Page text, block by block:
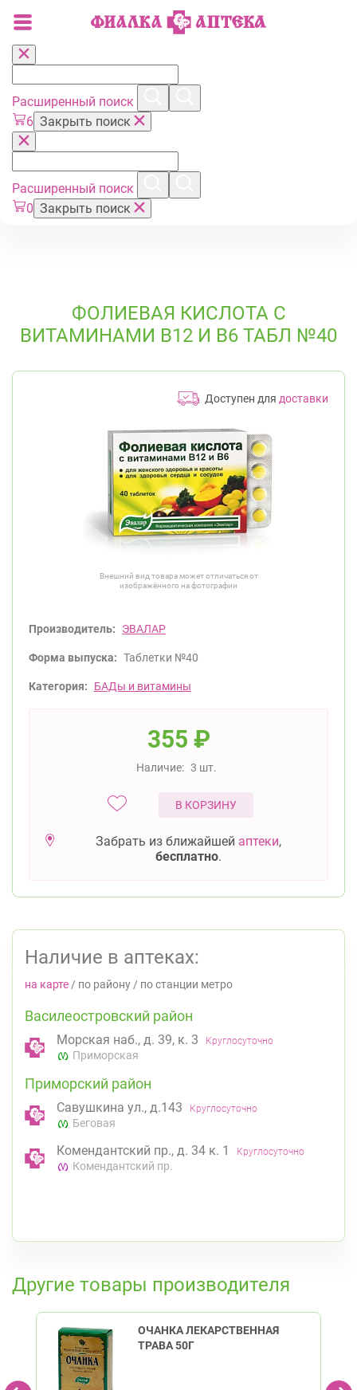
Расширенный поиск
6 Закрыть поиск
Расширенный поиск
0 Закрыть поиск
ФОЛИЕВАЯ КИСЛОТА С
ВИТАМИНАМИ В12 И В6 ТАБЛ №40
Доступен для доставки
Внешний вид товара может отличаться от
изображённого на фотографии
Производитель: ЭВАЛАР
Форма выпуска: Таблетки №40
Категория: БАДы и витамины
355 ₽
Наличие: 3 шт.
В КОРЗИНУ
Забрать из ближайшей аптеки,
бесплатно.
Наличие в аптеках:
на карте / по району / по станции метро
Василеостровский район
Морская наб., д. 39, к. 3 Круглосуточно
Приморская
Приморский район
Савушкина ул., д.143 Круглосуточно
Беговая
Комендантский пр., д. 34 к. 1 Круглосуточно
Комендантский пр.
Другие товары производителя
ОЧАНКА ЛЕКАРСТВЕННАЯ
ТРАВА 50Г